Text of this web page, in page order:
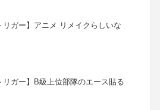
リガー】アニメ リメイクらしいな
リガー】B級上位部隊のエース貼る